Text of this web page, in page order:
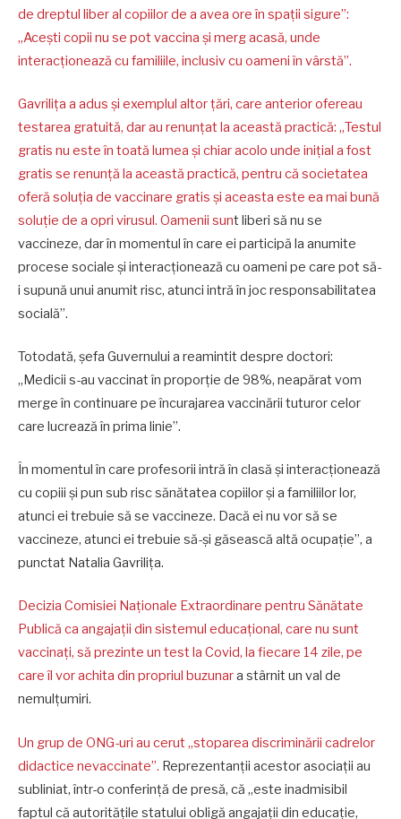
de dreptul liber al copiilor de a avea ore în spații sigure”:
„Acești copii nu se pot vaccina și merg acasă, unde
interacționează cu familiile, inclusiv cu oameni în vârstă”.
Gavrilița a adus și exemplul altor țări, care anterior ofereau
testarea gratuită, dar au renunțat la această practică: „Testul
gratis nu este în toată lumea și chiar acolo unde inițial a fost
gratis se renunță la această practică, pentru că societatea
oferă soluția de vaccinare gratis și aceasta este ea mai bună
soluție de a opri virusul. Oamenii sunt liberi să nu se
vaccineze, dar în momentul în care ei participă la anumite
procese sociale și interacționează cu oameni pe care pot să-
i supună unui anumit risc, atunci intră în joc responsabilitatea
socială”.
Totodată, șefa Guvernului a reamintit despre doctori:
„Medicii s-au vaccinat în proporție de 98%, neapărat vom
merge în continuare pe încurajarea vaccinării tuturor celor
care lucrează în prima linie”.
În momentul în care profesorii intră în clasă și interacționează
cu copiii și pun sub risc sănătatea copiilor și a familiilor lor,
atunci ei trebuie să se vaccineze. Dacă ei nu vor să se
vaccineze, atunci ei trebuie să-și găsească altă ocupație”, a
punctat Natalia Gavrilița.
Decizia Comisiei Naționale Extraordinare pentru Sănătate
Publică ca angajații din sistemul educațional, care nu sunt
vaccinați, să prezinte un test la Covid, la fiecare 14 zile, pe
care îl vor achita din propriul buzunara stârnit un val de
nemulțumiri.
Un grup de ONG-uri au cerut „stoparea discriminării cadrelor
didactice nevaccinate”. Reprezentanții acestor asociații au
subliniat, într-o conferință de presă, că „este inadmisibil
faptul că autoritățile statului obligă angajații din educație,